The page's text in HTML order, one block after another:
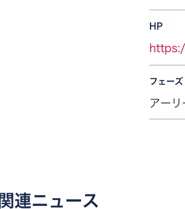
HP
フェーズ
アーリ
関連ニュース